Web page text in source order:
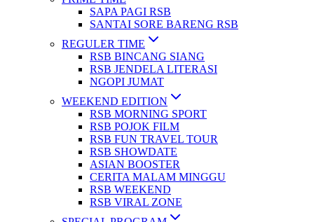
SAPA PAGI RSB
SANTAI SORE BARENG RSB
REGULER TIME
RSB BINCANG SIANG
RSB JENDELA LITERASI
NGOPI JUMAT
WEEKEND EDITION
RSB MORNING SPORT
RSB POJOK FILM
RSB FUN TRAVEL TOUR
RSB SHOWDATE
ASIAN BOOSTER
CERITA MALAM MINGGU
RSB WEEKEND
RSB VIRAL ZONE